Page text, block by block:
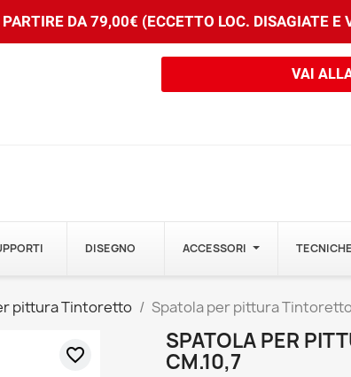
DA 79,00€ (ECCETTO LOC. DISAGIATE E
VAI
DISEGNO ACCESSORI
pittura Tintoretto Spatola per pittura Tintoretto
favorite_border
SPATOLA PER
CM.10,7